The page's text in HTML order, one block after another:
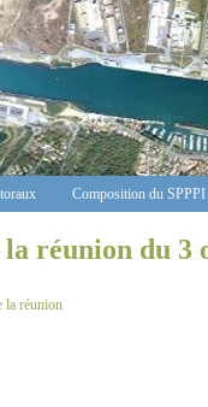
Composition du SPPPI
réunion du 3
la réunion